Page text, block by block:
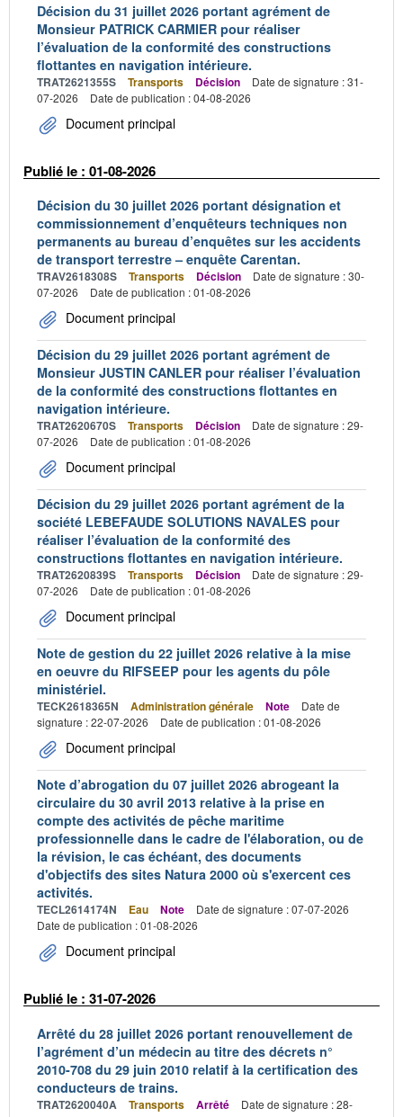
Décision du 31 juillet 2026 portant agrément de
Monsieur PATRICK CARMIER pour réaliser
l’évaluation de la conformité des constructions
flottantes en navigation intérieure.
TRAT2621355S Transports Décision
Date de signature : 31-
07-2026
Date de publication : 04-08-2026
Document principal
Publié le : 01-08-2026
Décision du 30 juillet 2026 portant désignation et
commissionnement d’enquêteurs techniques non
permanents au bureau d’enquêtes sur les accidents
de transport terrestre – enquête Carentan.
TRAV2618308S Transports Décision
Date de signature : 30-
07-2026
Date de publication : 01-08-2026
Document principal
Décision du 29 juillet 2026 portant agrément de
Monsieur JUSTIN CANLER pour réaliser l’évaluation
de la conformité des constructions flottantes en
navigation intérieure.
TRAT2620670S Transports Décision
Date de signature : 29-
07-2026
Date de publication : 01-08-2026
Document principal
Décision du 29 juillet 2026 portant agrément de la
société LEBEFAUDE SOLUTIONS NAVALES pour
réaliser l’évaluation de la conformité des
constructions flottantes en navigation intérieure.
TRAT2620839S Transports Décision
Date de signature : 29-
07-2026
Date de publication : 01-08-2026
Document principal
Note de gestion du 22 juillet 2026 relative à la mise
en oeuvre du RIFSEEP pour les agents du pôle
ministériel.
TECK2618365N Administration générale Note
Date de
signature : 22-07-2026
Date de publication : 01-08-2026
Document principal
Note d’abrogation du 07 juillet 2026 abrogeant la
circulaire du 30 avril 2013 relative à la prise en
compte des activités de pêche maritime
professionnelle dans le cadre de l'élaboration, ou de
la révision, le cas échéant, des documents
d'objectifs des sites Natura 2000 où s'exercent ces
activités.
TECL2614174N Eau Note
Date de signature : 07-07-2026
Date de publication : 01-08-2026
Document principal
Publié le : 31-07-2026
Arrêté du 28 juillet 2026 portant renouvellement de
l’agrément d’un médecin au titre des décrets n°
2010-708 du 29 juin 2010 relatif à la certification des
conducteurs de trains.
TRAT2620040A Transports Arrêté
Date de signature : 28-